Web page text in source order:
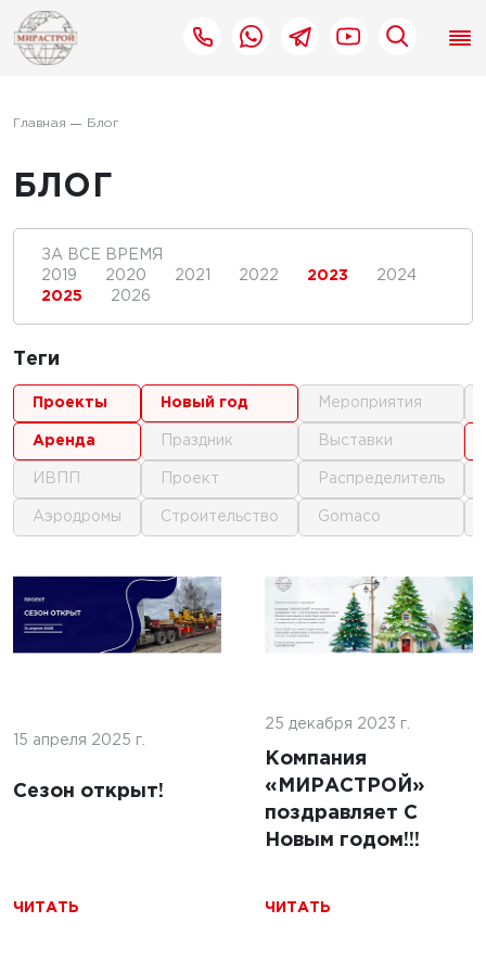
Главная Блог
БЛОГ
15 апреля 2025 г.
Сезон открыт!
ЧИТАТЬ
25 декабря 2023 г.
Компания
«МИРАСТРОЙ»
поздравляет С
Новым годом!!!
ЧИТАТЬ
16 июня 2025 г.
современные
подходы и
технологии
ЗА ВСЕ ВРЕМЯ
2019
2020 2021 2022 2023
2024
2025
2026
Теги
проекты
аренда
ИВПП
аэродромы
новый год
праздник
проект
строительство
мероприятия
выставки
распределитель
gomaco